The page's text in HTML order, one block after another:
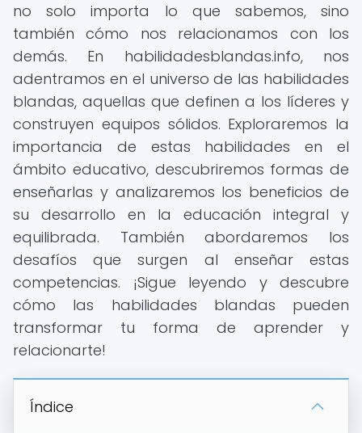
no solo importa lo que sabemos, sino
también cómo nos relacionamos con los
demás. En habilidadesblandas.info, nos
adentramos en el universo de las habilidades
blandas, aquellas que definen a los líderes y
construyen equipos sólidos. Exploraremos la
importancia de estas habilidades en el
ámbito educativo, descubriremos formas de
enseñarlas y analizaremos los beneficios de
su desarrollo en la educación integral y
equilibrada. También abordaremos los
desafíos que surgen al enseñar estas
competencias. ¡Sigue leyendo y descubre
cómo las habilidades blandas pueden
transformar tu forma de aprender y
relacionarte!
Índice